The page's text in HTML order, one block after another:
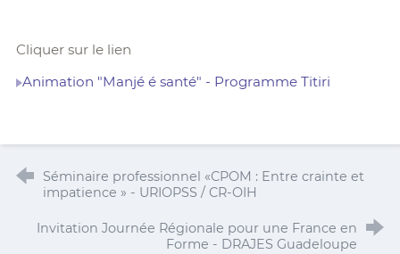
Cliquer sur le lien
Animation "Manjé é santé" - Programme Titiri
Séminaire professionnel «CPOM : Entre crainte et
impatience » - URIOPSS / CR-OIH
Invitation Journée Régionale pour une France en
Forme - DRAJES Guadeloupe